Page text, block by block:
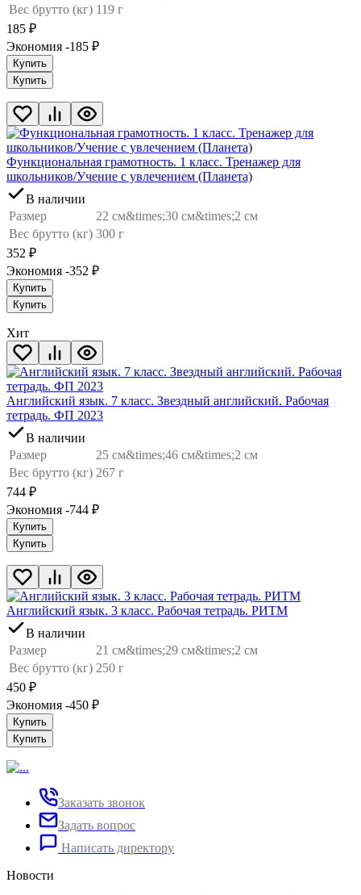
Вес брутто (кг) 119 г
185 ₽
Экономия -185 ₽
Купить
Купить
Функциональная грамотность. 1 класс. Тренажер для
школьников/Учение с увлечением (Планета)
В наличии
Размер
22 см&times;30 см&times;2 см
Вес брутто (кг) 300 г
352 ₽
Экономия -352 ₽
Купить
Купить
Хит
Английский язык. 7 класс. Звездный английский. Рабочая
тетрадь. ФП 2023
В наличии
Размер
25 см&times;46 см&times;2 см
Вес брутто (кг) 267 г
744 ₽
Экономия -744 ₽
Купить
Купить
Английский язык. 3 класс. Рабочая тетрадь. РИТМ
В наличии
Размер
21 см&times;29 см&times;2 см
Вес брутто (кг) 250 г
450 ₽
Экономия -450 ₽
Купить
Купить
Заказать звонок
Задать вопрос
Написать директору
Новости